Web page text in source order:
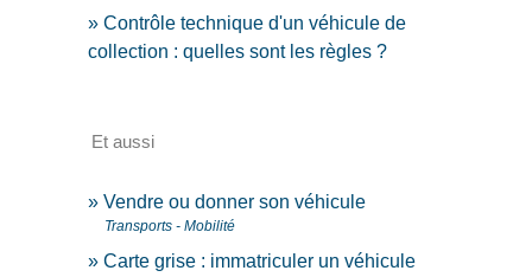
Contrôle technique d'un véhicule de
collection : quelles sont les règles ?
Et aussi
Vendre ou donner son véhicule
Transports - Mobilité
Carte grise : immatriculer un véhicule